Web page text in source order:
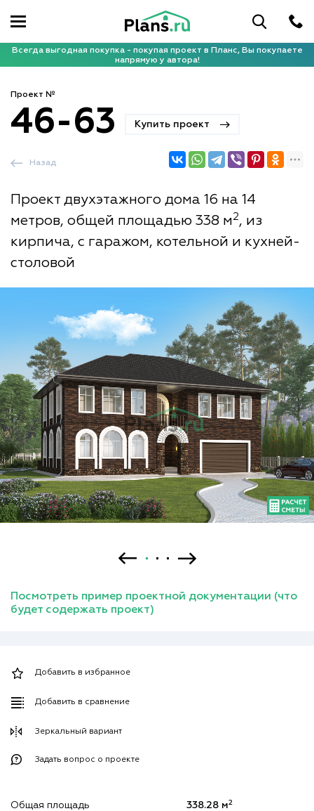
Всегда выгодная покупка - покупая проект в Планс, Вы покупаете
напрямую у автора!
Проект №
46-63 Купить проект
Проект двухэтажного дома 16 на 14
метров, общей площадью 338 м2, из
кирпича, с гаражом, котельной и кухней-
столовой
Назад
Посмотреть пример проектной документации (что
будет содержать проект)
Добавить в избранное
Добавить в сравнение
Зеркальный вариант
Задать вопрос о проекте
Общая площадь 338.28 м2